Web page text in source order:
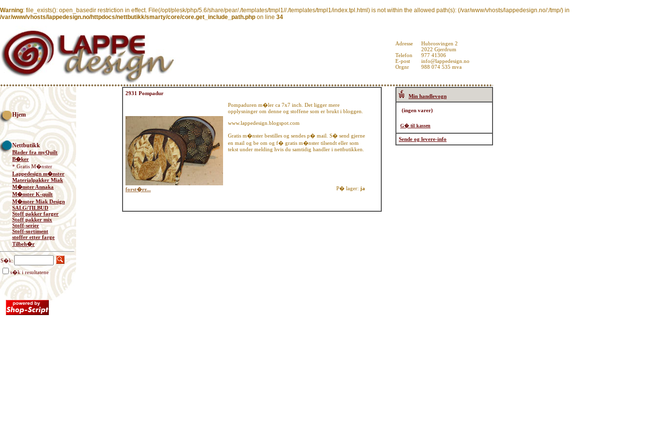
Warning: file_exists(): open_basedir restriction in effect. File(/opt/plesk/php/5.6/share/pear/./templates/tmpl1//./templates/tmpl1/index.tpl.html) is not within the allowed path(s): (/var/www/vhosts/lappedesign.no/:/tmp/) in
/var/www/vhosts/lappedesign.no/httpdocs/nettbutikk/smarty/core/core.get_include_path.php on line 34
Adresse
Hubrosvingen 2
2022 Gjerdrum
Telefon
977 41306
E-post
info@lappedesign.no
Orgnr
988 074 535 mva
Hjem
Nettbutikk
Blader fra myQuilt
B�ker
* Gratis M�nster
Lappedesign m�nster
Materialpakker Miak
M�nster Annaka
M�nster K-quilt
M�nster Miak Design
SALG/TILBUD
Stoff pakker farger
Stoff pakker mix
Stoff-serier
Stoff-sortiment
stoffer etter farge
Tilbeh�r
S�k:
s�k i resultatene
2931 Pompadur
forst�rr...
Pompaduren m�ler ca 7x7 inch. Det ligger mere
opplysninger om denne og stoffene som er brukt i bloggen.
www.lappedesign.blogspot.com
Gratis m�nster bestilles og sendes p� mail. S� send gjerne
en mail og be om og f� gratis m�nster tilsendt eller som
tekst under melding hvis du samtidig handler i nettbutikken.
P� lager: ja
Min handlevogn
G� til kassen
Sende og levere-info